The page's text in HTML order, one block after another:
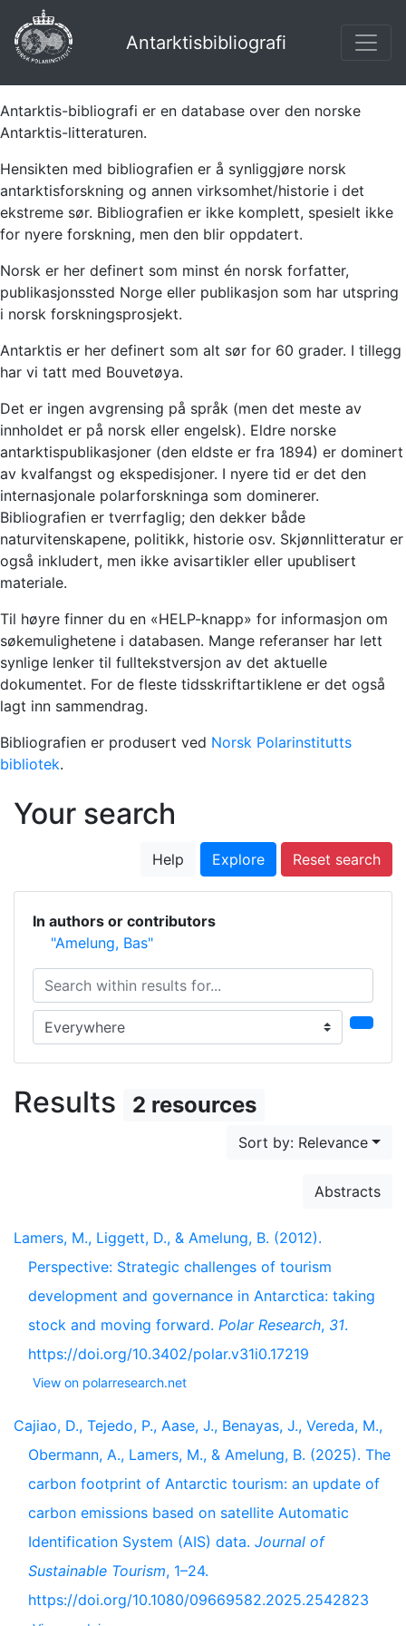
Antarktisbibliografi
Antarktis-bibliografi er en database over den norske
Antarktis-litteraturen.
Hensikten med bibliografien er å synliggjøre norsk
antarktisforskning og annen virksomhet/historie i det
ekstreme sør. Bibliografien er ikke komplett, spesielt ikke
for nyere forskning, men den blir oppdatert.
Norsk er her definert som minst én norsk forfatter,
publikasjonssted Norge eller publikasjon som har utspring
i norsk forskningsprosjekt.
Antarktis er her definert som alt sør for 60 grader. I tillegg
har vi tatt med Bouvetøya.
Det er ingen avgrensing på språk (men det meste av
innholdet er på norsk eller engelsk). Eldre norske
antarktispublikasjoner (den eldste er fra 1894) er dominert
av kvalfangst og ekspedisjoner. I nyere tid er det den
internasjonale polarforskninga som dominerer.
Bibliografien er tverrfaglig; den dekker både
naturvitenskapene, politikk, historie osv. Skjønnlitteratur er
også inkludert, men ikke avisartikler eller upublisert
materiale.
Til høyre finner du en «HELP-knapp» for informasjon om
søkemulighetene i databasen. Mange referanser har lett
synlige lenker til fulltekstversjon av det aktuelle
dokumentet. For de fleste tidsskriftartiklene er det også
lagt inn sammendrag.
Bibliografien er produsert ved Norsk Polarinstitutts
bibliotek.
Your search
Help Explore Reset search
In authors or contributors
"Amelung, Bas"
Search within results for...
Search in...
Results 2 resources
Sort by: Relevance
Abstracts
Lamers, M., Liggett, D., & Amelung, B. (2012).
Perspective: Strategic challenges of tourism
development and governance in Antarctica: taking
stock and moving forward. Polar Research, 31.
https://doi.org/10.3402/polar.v31i0.17219
View on polarresearch.net
Cajiao, D., Tejedo, P., Aase, J., Benayas, J., Vereda, M.,
Obermann, A., Lamers, M., & Amelung, B. (2025). The
carbon footprint of Antarctic tourism: an update of
carbon emissions based on satellite Automatic
Identification System (AIS) data. Journal of
Sustainable Tourism, 1–24.
https://doi.org/10.1080/09669582.2025.2542823